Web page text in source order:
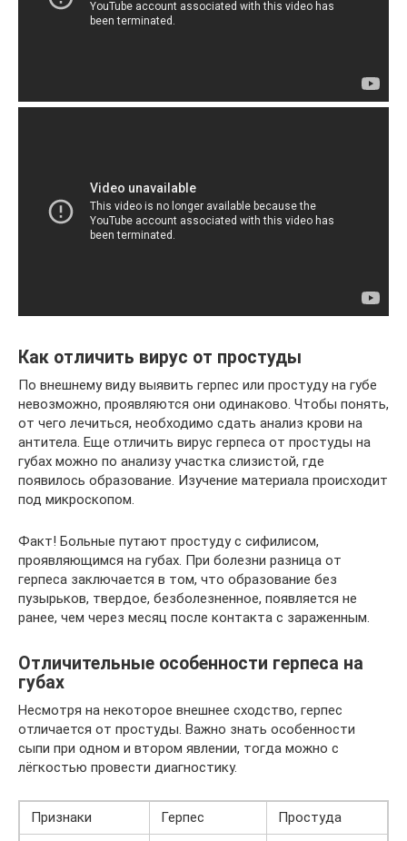
Как отличить вирус от простуды
По внешнему виду выявить герпес или простуду на губе
невозможно, проявляются они одинаково. Чтобы понять,
от чего лечиться, необходимо сдать анализ крови на
антитела. Еще отличить вирус герпеса от простуды на
губах можно по анализу участка слизистой, где
появилось образование. Изучение материала происходит
под микроскопом.
Факт! Больные путают простуду с сифилисом,
проявляющимся на губах. При болезни разница от
герпеса заключается в том, что образование без
пузырьков, твердое, безболезненное, появляется не
ранее, чем через месяц после контакта с зараженным.
Отличительные особенности герпеса на
губах
Несмотря на некоторое внешнее сходство, герпес
отличается от простуды. Важно знать особенности
сыпи при одном и втором явлении, тогда можно с
лёгкостью провести диагностику.
Признаки Герпес Простуда